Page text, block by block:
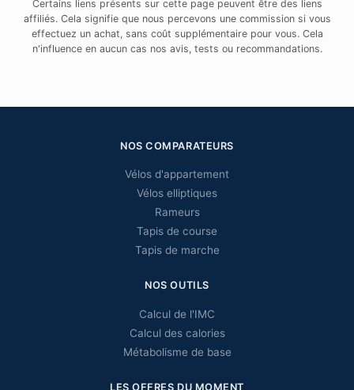
Certains liens présents sur cette page peuvent être des liens
affiliés. Cela signifie que nous percevons une commission si vous
effectuez un achat, sans coût supplémentaire pour vous. Cela
n'influence en aucun cas nos avis, tests ou recommandations.
NOS COMPARATEURS
Vélos d'appartement
Vélos elliptiques
Rameurs
Tapis de course
Tapis de marche
NOS OUTILS
Calcul de l'IMC
Calcul des calories
Métabolisme de base
LES OFFRES DU MOMENT